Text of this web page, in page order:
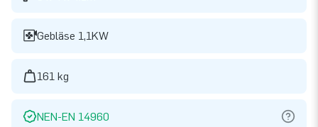
Gebläse 1,1KW
161 kg
NEN-EN 14960